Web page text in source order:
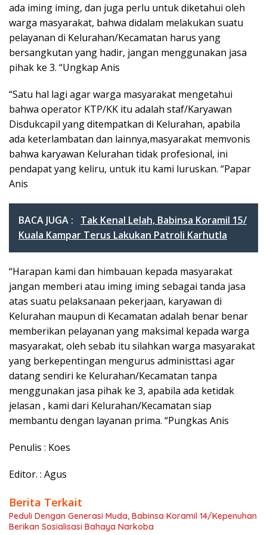
ada iming iming, dan juga perlu untuk diketahui oleh
warga masyarakat, bahwa didalam melakukan suatu
pelayanan di Kelurahan/Kecamatan harus yang
bersangkutan yang hadir, jangan menggunakan jasa
pihak ke 3. “Ungkap Anis
“Satu hal lagi agar warga masyarakat mengetahui
bahwa operator KTP/KK itu adalah staf/Karyawan
Disdukcapil yang ditempatkan di Kelurahan, apabila
ada keterlambatan dan lainnya,masyarakat memvonis
bahwa karyawan Kelurahan tidak profesional, ini
pendapat yang keliru, untuk itu kami luruskan. “Papar
Anis
BACA JUGA :
Tak Kenal Lelah, Babinsa Koramil 15/
Kuala Kampar Terus Lakukan Patroli Karhutla
“Harapan kami dan himbauan kepada masyarakat
jangan memberi atau iming iming sebagai tanda jasa
atas suatu pelaksanaan pekerjaan, karyawan di
Kelurahan maupun di Kecamatan adalah benar benar
memberikan pelayanan yang maksimal kepada warga
masyarakat, oleh sebab itu silahkan warga masyarakat
yang berkepentingan mengurus administtasi agar
datang sendiri ke Kelurahan/Kecamatan tanpa
menggunakan jasa pihak ke 3, apabila ada ketidak
jelasan , kami dari Kelurahan/Kecamatan siap
membantu dengan layanan prima. “Pungkas Anis
Penulis : Koes
Editor. : Agus
Berita Terkait
Peduli Dengan Generasi Muda, Babinsa Koramil 14/Kepenuhan
Berikan Sosialisasi Bahaya Narkoba